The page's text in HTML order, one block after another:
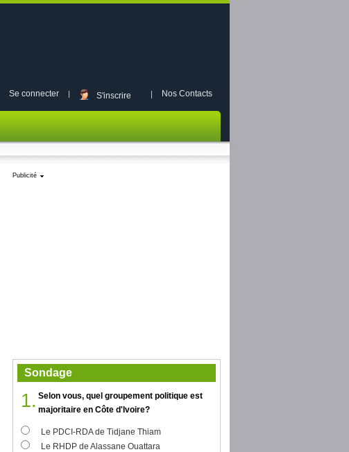
Se connecter S'inscrire Nos Contacts
Publicité
Sondage
Selon vous, quel groupement politique est
majoritaire en Côte d'Ivoire?
1.
Le PDCI-RDA de Tidjane Thiam
Le RHDP de Alassane Ouattara